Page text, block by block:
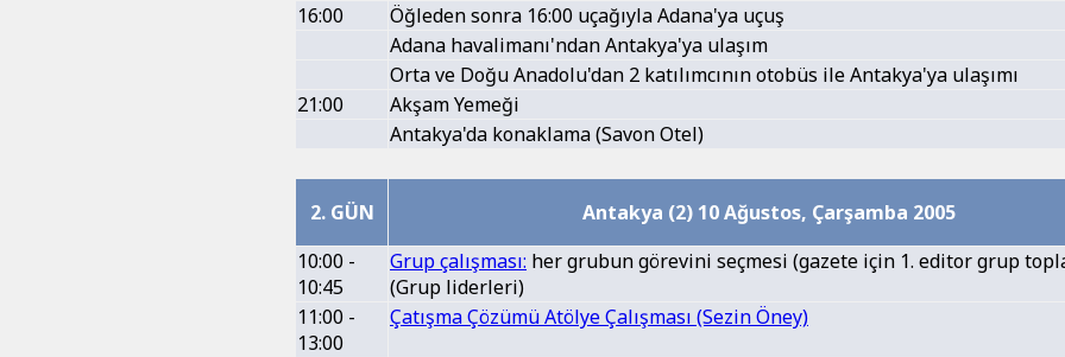
16:00
Öğleden sonra 16:00 uçağıyla Adana'ya uçuş
Adana havalimanı'ndan Antakya'ya ulaşım
Orta ve Doğu Anadolu'dan 2 katılımcının otobüs ile Antakya'ya ulaşımı
21:00
Akşam Yemeği
Antakya'da konaklama (Savon Otel)
2. GÜN
Antakya (2) 10 Ağustos, Çarşamba 2005
10:00 -
10:45
Grup çalışması: her grubun görevini seçmesi (gazete için 1. editor grup
(Grup liderleri)
11:00 -
13:00
Çatışma Çözümü Atölye Çalışması (Sezin Öney)